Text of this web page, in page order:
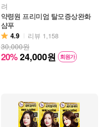
려
약령원 프리미엄 탈모증상완화
샴푸
4.9 리뷰 1,158
30,000원
20%24,000원 회원가